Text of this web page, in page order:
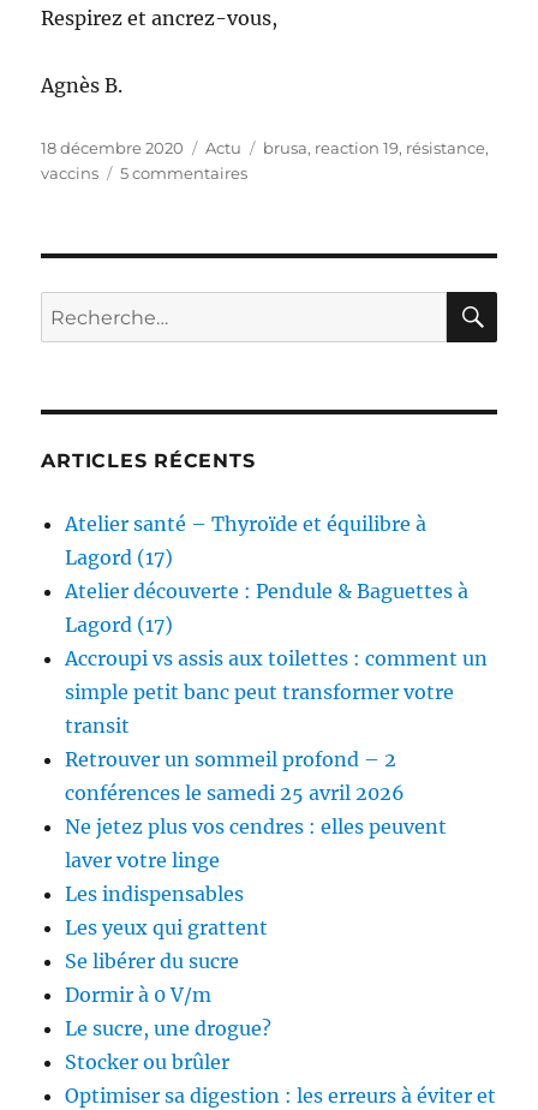
Respirez et ancrez-vous,
Agnès B.
Publié
le
18 décembre 2020 Catégories
Actu Étiquettes
brusa, reaction 19, résistance,
vaccins
5 commentairessur
la
Recherche
pour :
ARTICLES RÉCENTS
Atelier santé – Thyroïde et équilibre à
Lagord (17)
Atelier découverte : Pendule & Baguettes à
Lagord (17)
Accroupi vs assis aux toilettes : comment un
simple petit banc peut transformer votre
transit
Retrouver un sommeil profond – 2
conférences le samedi 25 avril 2026
Ne jetez plus vos cendres : elles peuvent
laver votre linge
Les indispensables
Les yeux qui grattent
Se libérer du sucre
Dormir à 0 V/m
Le sucre, une drogue?
Stocker ou brûler
Optimiser sa digestion : les erreurs à éviter et